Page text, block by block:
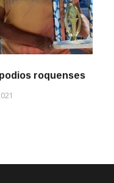
roquenses